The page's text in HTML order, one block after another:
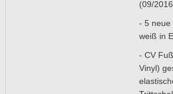
(09/
- 5 neue
weiß in
- CV
Vinyl)